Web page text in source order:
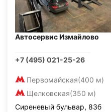
Автосервис Измайлово
+7 (495) 021-25-26
Первомайская(400 м)
Щелковская(350 м)
Сиреневый бульвар, 83б